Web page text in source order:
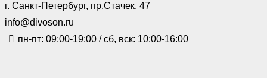
г. Санкт-Петербург, пр.Стачек, 47
info@divoson.ru
пн-пт: 09:00-19:00 / сб, вск: 10:00-16:00